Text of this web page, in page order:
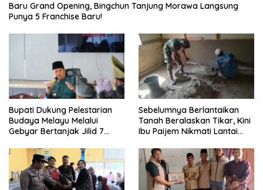
‎Baru Grand Opening, Bingchun Tanjung Morawa Langsung
Punya 5 Franchise Baru!
Bupati Dukung Pelestarian
Budaya Melayu Melalui
Gebyar Bertanjak Jilid 7
Sebelumnya Berlantaikan
Tanah Beralaskan Tikar, Kini
Ibu Paijem Nikmati Lantai
Satgas TMMD Ke-129 Kodim
0208/Asahan